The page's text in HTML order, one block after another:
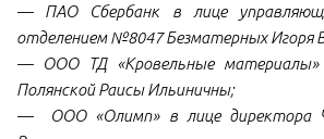
МБУК «Централизованная
ДК «Россия»
Афиша
Независимая оценка качества
— ПАО Сбербанк в лице
отделением №8047 Безматерных Игоря
— ООО ТД «Кровельные материалы»
Полянской Раисы Ильиничны;
— ООО «Олимп» в лице директора